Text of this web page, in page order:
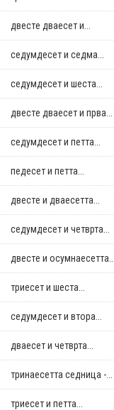
двестe дваесет и...
седумдесет и седма...
седумдесет и шеста...
двестe дваесет и прва...
седумдесет и петта...
педесет и петта...
двестe и дваесетта...
седумдесет и четврта...
двестe и осумнaесетта...
триесет и шеста...
седумдесет и втора...
дваесет и четврта...
тринаесетта седница -...
триесет и петта...